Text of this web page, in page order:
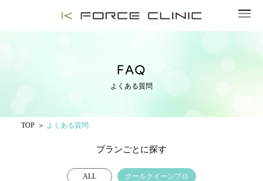
よくある質問
FAQ
TOP よくある質問
プランごとに探す
ALL クールクイーンプロ